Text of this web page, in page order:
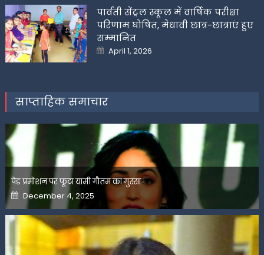
पार्वती सेंट्रल स्कूल में वार्षिक परीक्षा
परिणाम घोषित, मेधावी छात्र-छात्राएं हुए
सम्मानित
Posted
on
April 1, 2026
साप्ताहिक समाचार
पेड प्रमोशन पर फूटा यामी गौतम का गुस्सा
Posted
on
December 4, 2025